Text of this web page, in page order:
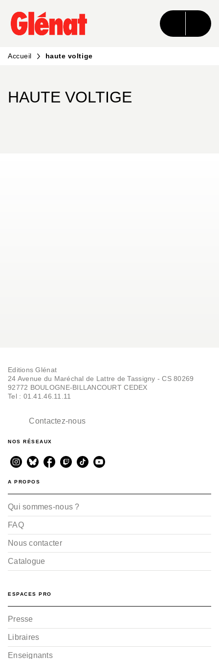
MENU RECHERCHE CONTENU
PIED DE PAGE
Accueil haute voltige
HAUTE VOLTIGE
Editions Glénat
24 Avenue du Maréchal de Lattre de Tassigny - CS 80269
92772 BOULOGNE-BILLANCOURT CEDEX
Tel : 01.41.46.11.11
Contactez-nous
NOS RÉSEAUX
A PROPOS
Qui sommes-nous ?
FAQ
Nous contacter
Catalogue
ESPACES PRO
Presse
Libraires
Enseignants